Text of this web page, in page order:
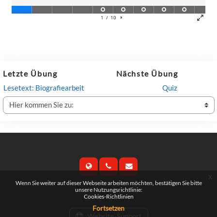
Letzte Übung
Lesetext: Biografiearbeit
Hier kommen Sie zu:
Nächste Übung
Quiz
Folgen Sie uns
Wenn Sie weiter auf dieser Webseite arbeiten möchten, bestätigen Sie bitte
unsere Nutzungsrichtlinie:
Cookies-Richtlinien
Fortsetzen
x